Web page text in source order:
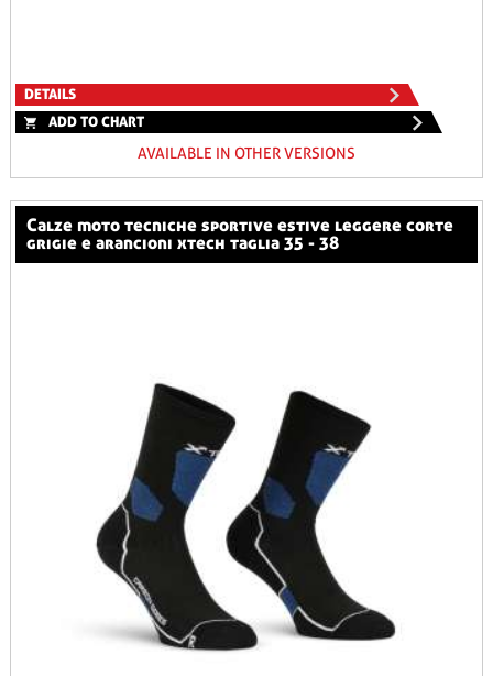
DETAILS
ADD TO CHART
AVAILABLE IN OTHER VERSIONS
calze moto tecniche sportive estive leggere corte
grigie e arancioni xtech taglia 35 - 38